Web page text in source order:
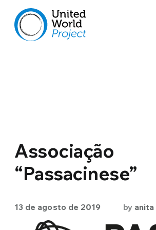
Associação
“Passacinese”
13 de agosto de 2019 by anita